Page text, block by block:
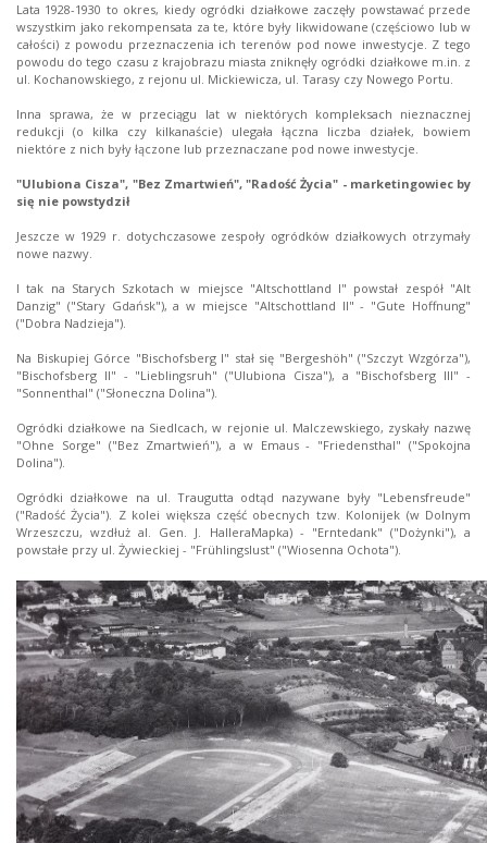
Lata 1928-1930 to okres, kiedy ogródki działkowe zaczęły powstawać przede
wszystkim jako rekompensata za te, które były likwidowane (częściowo lub w
całości) z powodu przeznaczenia ich terenów pod nowe inwestycje. Z tego
powodu do tego czasu z krajobrazu miasta zniknęły ogródki działkowe m.in. z
ul. Kochanowskiego, z rejonu ul. Mickiewicza, ul. Tarasy czy Nowego Portu.
Inna sprawa, że w przeciągu lat w niektórych kompleksach nieznacznej
redukcji (o kilka czy kilkanaście) ulegała łączna liczba działek, bowiem
niektóre z nich były łączone lub przeznaczane pod nowe inwestycje.
"Ulubiona Cisza", "Bez Zmartwień", "Radość Życia" - marketingowiec by
się nie powstydził
Jeszcze w 1929 r. dotychczasowe zespoły ogródków działkowych otrzymały
nowe nazwy.
I tak na Starych Szkotach w miejsce "Altschottland I" powstał zespół "Alt
Danzig" ("Stary Gdańsk"), a w miejsce "Altschottland II" - "Gute Hoffnung"
("Dobra Nadzieja").
Na Biskupiej Górce "Bischofsberg I" stał się "Bergeshöh" ("Szczyt Wzgórza"),
"Bischofsberg II" - "Lieblingsruh" ("Ulubiona Cisza"), a "Bischofsberg III" -
"Sonnenthal" ("Słoneczna Dolina").
Ogródki działkowe na Siedlcach, w rejonie ul. Malczewskiego, zyskały nazwę
"Ohne Sorge" ("Bez Zmartwień"), a w Emaus - "Friedensthal" ("Spokojna
Dolina").
Ogródki działkowe na ul. Traugutta odtąd nazywane były "Lebensfreude"
("Radość Życia"). Z kolei większa część obecnych tzw. Kolonijek (w Dolnym
Wrzeszczu, wzdłuż al. Gen. J. HalleraMapka) - "Erntedank" ("Dożynki"), a
powstałe przy ul. Żywieckiej - "Frühlingslust" ("Wiosenna Ochota").